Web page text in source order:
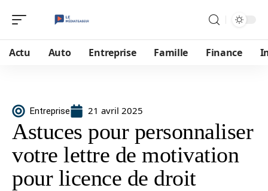
Actu Auto Entreprise Famille Finance
Entreprise 21 avril 2025
Astuces pour personnaliser
votre lettre de motivation
pour licence de droit